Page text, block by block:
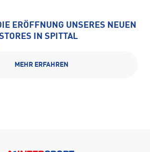
ERÖFFNUNG UNSERES NEUEN
IN SPITTAL
MEHR ERFAHREN